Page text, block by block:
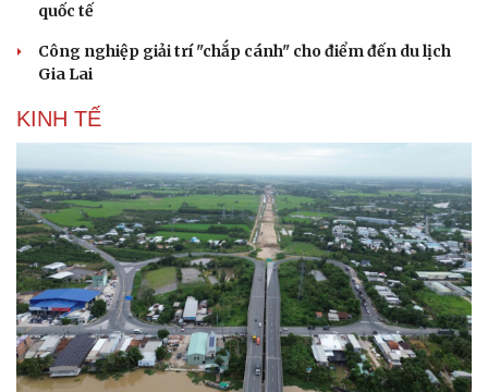
quốc tế
Công nghiệp giải trí "chắp cánh" cho điểm đến du lịch
Gia Lai
KINH TẾ